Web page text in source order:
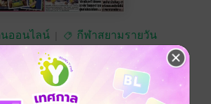
ออนไลน์ กีฬาสยามรายวัน
ซื้อ 20 บาท